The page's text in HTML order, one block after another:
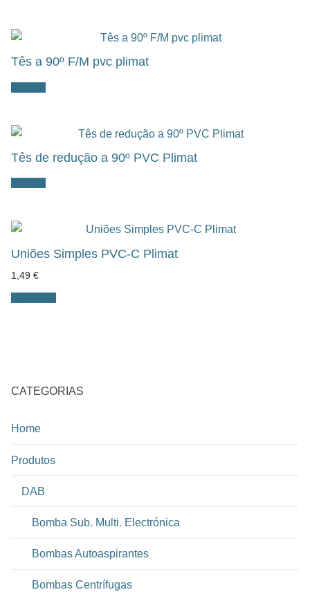
Tês a 90º F/M pvc plimat
Tês de redução a 90º PVC Plimat
Uniões Simples PVC-C Plimat
1,49 €
CATEGORIAS
Home
Produtos
DAB
Bomba Sub. Multi. Electrónica
Bombas Autoaspirantes
Bombas Centrífugas